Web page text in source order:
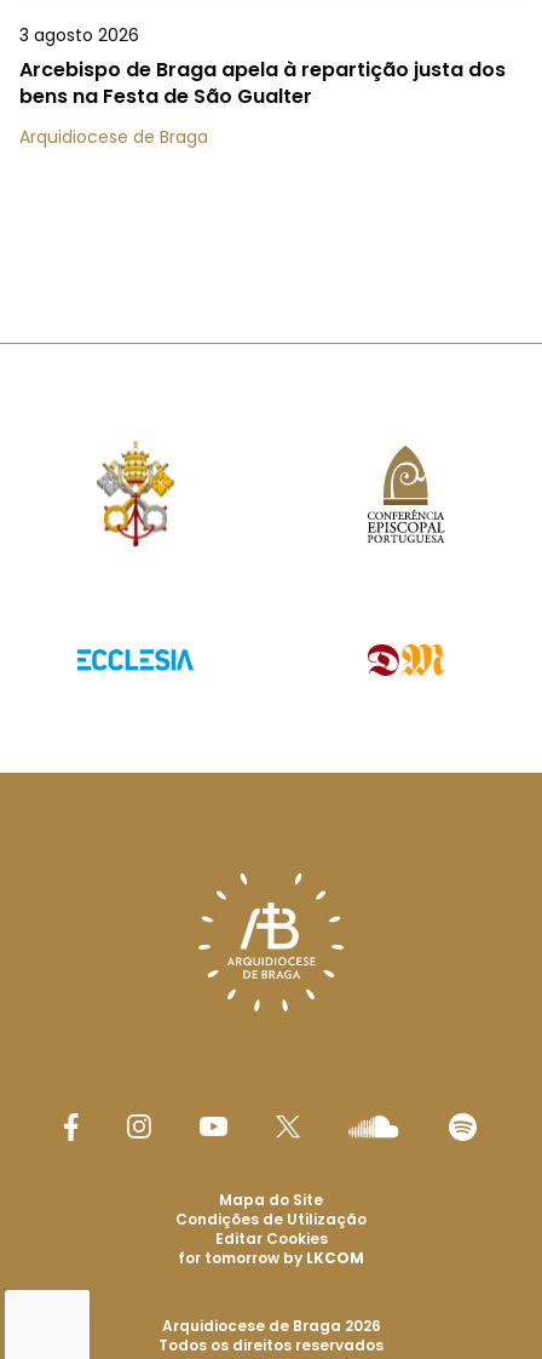
3 agosto 2026
Arcebispo de Braga apela à repartição justa dos
bens na Festa de São Gualter
Arquidiocese de Braga
Arquidiocese de Braga 2026
Todos os direitos reservados
Mapa do Site
Condições de Utilização
Editar Cookies
for tomorrow by LKCOM